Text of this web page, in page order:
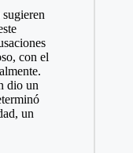
con el
dio un
un